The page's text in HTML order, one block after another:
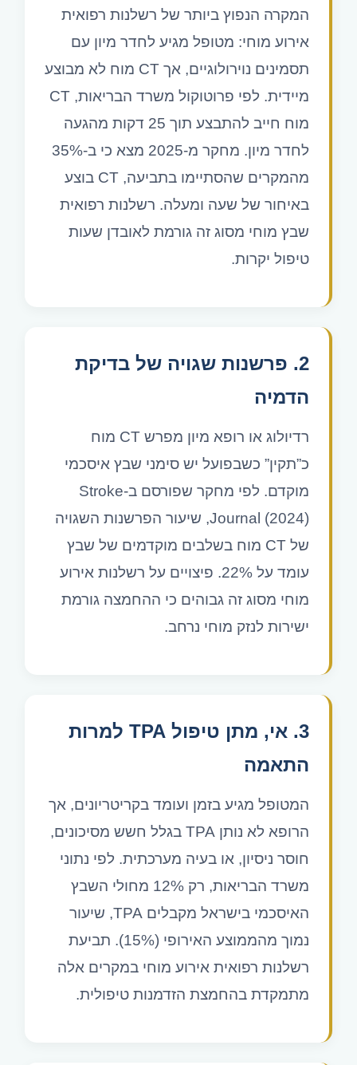
המקרה הנפוץ ביותר של רשלנות רפואית
אירוע מוחי: מטופל מגיע לחדר מיון עם
תסמינים נוירולוגיים, אך CT מוח לא מבוצע
מיידית. לפי פרוטוקול משרד הבריאות, CT
מוח חייב להתבצע תוך 25 דקות מהגעה
לחדר מיון. מחקר מ-2025 מצא כי ב-35%
מהמקרים שהסתיימו בתביעה, CT בוצע
באיחור של שעה ומעלה. רשלנות רפואית
שבץ מוחי מסוג זה גורמת לאובדן שעות
טיפול יקרות.
2. פרשנות שגויה של בדיקת
הדמיה
רדיולוג או רופא מיון מפרש CT מוח
כ”תקין” כשבפועל יש סימני שבץ איסכמי
מוקדם. לפי מחקר שפורסם ב-Stroke
Journal (2024), שיעור הפרשנות השגויה
של CT מוח בשלבים מוקדמים של שבץ
עומד על 22%. פיצויים על רשלנות אירוע
מוחי מסוג זה גבוהים כי ההחמצה גורמת
ישירות לנזק מוחי נרחב.
3. אי, מתן טיפול TPA למרות
התאמה
המטופל מגיע בזמן ועומד בקריטריונים, אך
הרופא לא נותן TPA בגלל חשש מסיכונים,
חוסר ניסיון, או בעיה מערכתית. לפי נתוני
משרד הבריאות, רק 12% מחולי השבץ
האיסכמי בישראל מקבלים TPA, שיעור
נמוך מהממוצע האירופי (15%). תביעת
רשלנות רפואית אירוע מוחי במקרים אלה
מתמקדת בהחמצת הזדמנות טיפולית.